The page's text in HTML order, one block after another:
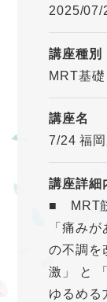
2025/07/
講座種別
MRT基礎
講座名
7/24 福
講座詳細
■ MRT
「痛み
の不調を
激」 と
ゆるめる